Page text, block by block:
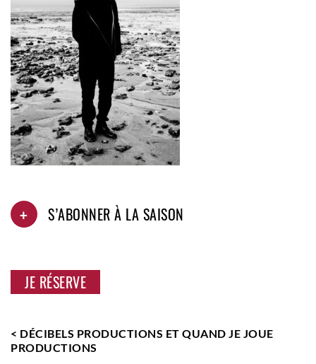
+ S’ABONNER À LA SAISON
JE RÉSERVE
< DÉCIBELS PRODUCTIONS ET QUAND JE JOUE
PRODUCTIONS